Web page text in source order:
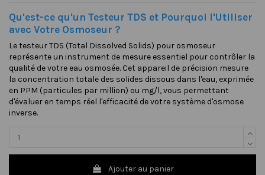
Qu'est-ce qu'un Testeur TDS et Pourquoi l'Utiliser
avec Votre Osmoseur ?
Le testeur TDS (Total Dissolved Solids) pour osmoseur
représente un instrument de mesure essentiel pour contrôler la
qualité de votre eau osmosée. Cet appareil de précision mesure
la concentration totale des solides dissous dans l'eau, exprimée
en PPM (particules par million) ou mg/l, vous permettant
d'évaluer en temps réel l'efficacité de votre système d'osmose
inverse.
Ajouter au panier